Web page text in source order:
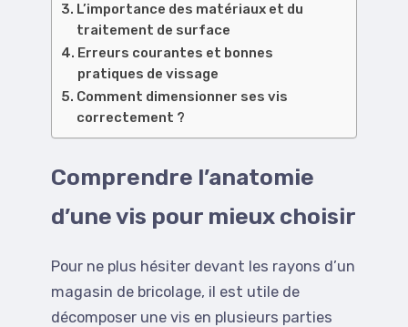
L’importance des matériaux et du
traitement de surface
Erreurs courantes et bonnes
pratiques de vissage
Comment dimensionner ses vis
correctement ?
Comprendre l’anatomie
d’une vis pour mieux choisir
Pour ne plus hésiter devant les rayons d’un
magasin de bricolage, il est utile de
décomposer une vis en plusieurs parties